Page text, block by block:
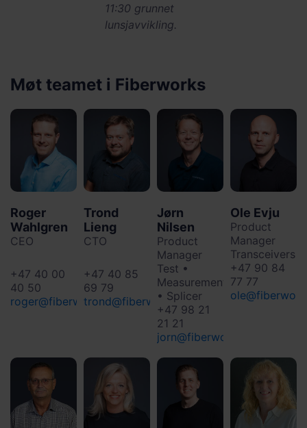
11:30 grunnet
lunsjavvikling.
Møt teamet i Fiberworks
Roger
Wahlgren
CEO
+47 40 00
40 50
roger@fiberworks.no
Trond
Lieng
CTO
+47 40 85
69 79
trond@fiberworks.no
Jørn
Nilsen
Product
Manager
Test •
Measurement
• Splicer
+47 98 21
21 21
jorn@fiberworks.no
Ole Evju
Product
Manager
Transceivers
+47 90 84
77 77